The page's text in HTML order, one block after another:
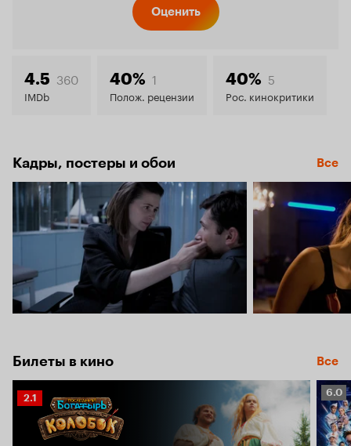
5.4
Оценить
4.5 360
IMDb
40% 1
Полож. рецензии
40% 5
Рос. кинокритики
Кадры, постеры и обои Все
Билеты в кино Все
Рейтинг
Кинопоиска
2.1
6.0
6.0